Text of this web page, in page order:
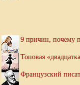
9 причин, почему
Топовая
Французский